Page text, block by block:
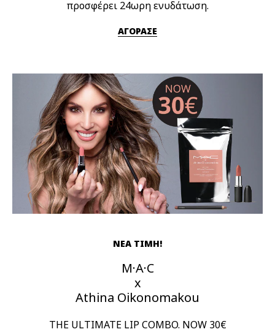
προσφέρει 24ωρη ενυδάτωση.
ΑΓΟΡΑΣΕ
ΝΕΑ ΤΙΜΗ!
M·A·C
x
Athina Oikonomakou
THE ULTIMATE LIP COMBO. NOW 30€